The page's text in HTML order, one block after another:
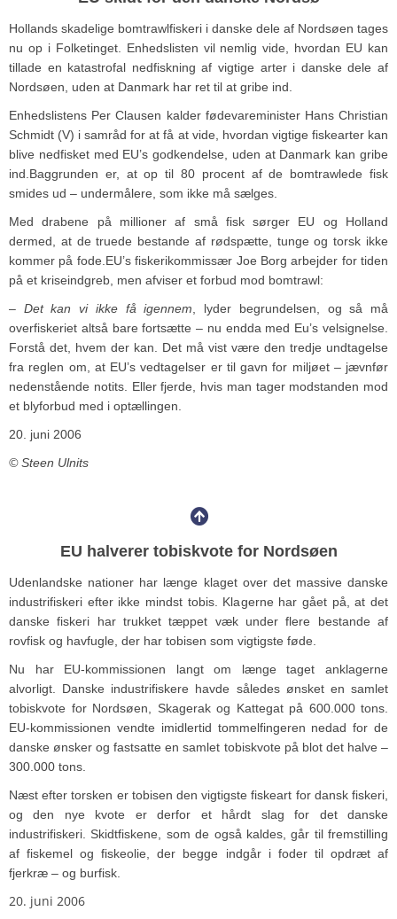
Hollands skadelige bomtrawlfiskeri i danske dele af Nordsøen tages
nu op i Folketinget. Enhedslisten vil nemlig vide, hvordan EU kan
tillade en katastrofal nedfiskning af vigtige arter i danske dele af
Nordsøen, uden at Danmark har ret til at gribe ind.
Enhedslistens Per Clausen kalder fødevareminister Hans Christian
Schmidt (V) i samråd for at få at vide, hvordan vigtige fiskearter kan
blive nedfisket med EU’s godkendelse, uden at Danmark kan gribe
ind. Baggrunden er, at op til 80 procent af de bomtrawlede fisk
smides ud – undermålere, som ikke må sælges.
Med drabene på millioner af små fisk sørger EU og Holland
dermed, at de truede bestande af rødspætte, tunge og torsk ikke
kommer på fode. EU’s fiskerikommissær Joe Borg arbejder for tiden
på et kriseindgreb, men afviser et forbud mod bomtrawl:
– Det kan vi ikke få igennem , lyder begrundelsen, og så må
overfiskeriet altså bare fortsætte – nu endda med Eu’s velsignelse.
Forstå det, hvem der kan. Det må vist være den tredje undtagelse
fra reglen om, at EU’s vedtagelser er til gavn for miljøet – jævnfør
nedenstående notits. Eller fjerde, hvis man tager modstanden mod
et blyforbud med i optællingen.
20. juni 2006
© Steen Ulnits
EU halverer tobiskvote for Nordsøen
Udenlandske nationer har længe klaget over det massive danske
industrifiskeri efter ikke mindst tobis. Klagerne har gået på, at det
danske fiskeri har trukket tæppet væk under flere bestande af
rovfisk og havfugle, der har tobisen som vigtigste føde.
Nu har EU-kommissionen langt om længe taget anklagerne
alvorligt. Danske industrifiskere havde således ønsket en samlet
tobiskvote for Nordsøen, Skagerak og Kattegat på 600.000 tons.
EU-kommissionen vendte imidlertid tommelfingeren nedad for de
danske ønsker og fastsatte en samlet tobiskvote på blot det halve –
300.000 tons.
Næst efter torsken er tobisen den vigtigste fiskeart for dansk fiskeri,
og den nye kvote er derfor et hårdt slag for det danske
industrifiskeri. Skidtfiskene, som de også kaldes, går til fremstilling
af fiskemel og fiskeolie, der begge indgår i foder til opdræt af
fjerkræ – og burfisk.
20. juni 2006